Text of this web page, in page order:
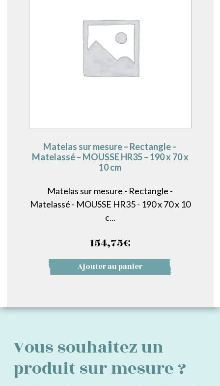
Matelas sur mesure – Rectangle –
Matelassé – MOUSSE HR35 – 190 x 70 x
10 cm
Matelas sur mesure - Rectangle -
Matelassé - MOUSSE HR35 - 190 x 70 x 10
c...
154,75€
Ajouter au panier
Vous souhaitez un
produit sur mesure ?